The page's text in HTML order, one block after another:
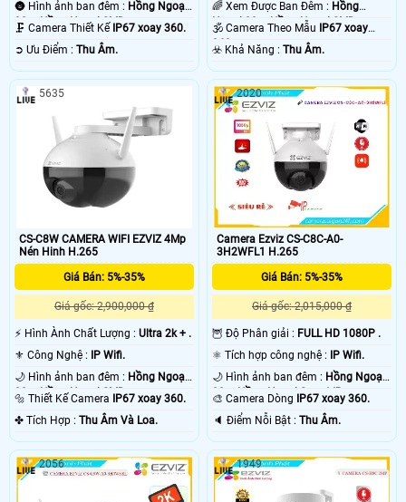
🌚 Hình ảnh ban đêm : Hồng Ngoại
30m Hồng Ngoại SMD.
🗜️ Camera Thiết Kế IP67 xoay 360.
️➲ Ưu Điểm : Thu Âm.
🌈 Xem Được Ban Đêm : Hồng
Ngoại 30m Hồng Ngoại SMD.
🕉️ Camera Theo Mẫu
IP67 xoay
360.
️☣️ Khả Năng :Thu Âm.
CS-C8W CAMERA WIFI EZVIZ 4Mp
Nén Hinh H.265
Giá Bán: 5%-35%
Giá gốc: 2,900,000 ₫
️⚡ Hình Ành Chất Lượng : Ultra 2k + .
⚜️ Công Nghệ :
IP Wifi.
🌙 Hình ảnh ban đêm : Hồng Ngoại
30m Hồng Ngoại SMD.
🔩 Thiết Kế Camera
IP67 xoay 360.
️✤ Tích Hợp : Thu Âm Và Loa.
5635
Camera Ezviz CS-C8C-A0-
3H2WFL1 H.265
Giá Bán: 5%-35%
Giá gốc: 2,015,000 ₫
🦉 Độ Phân giải : FULL HD 1080P .
⚛️ Tích hợp công nghệ :
IP Wifi.
🌙 Hình ảnh ban đêm : Hồng Ngoại
30m Hồng Ngoại Smart IR.
🎨 Camera Dòng
IP67 xoay 360.
️🔈 Điểm Nỗi Bật :Thu Âm.
2020
2056 1949